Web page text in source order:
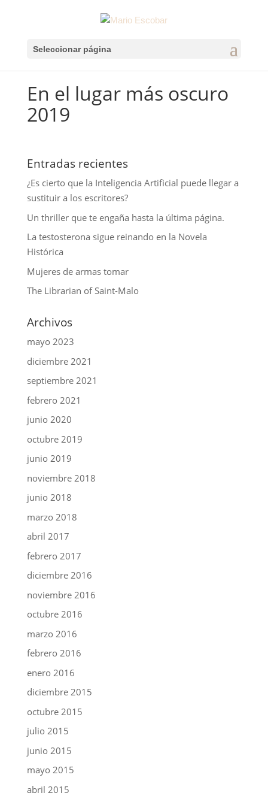
Seleccionar página
En el lugar más oscuro
2019
Entradas recientes
¿Es cierto que la Inteligencia Artificial puede llegar a
sustituir a los escritores?
Un thriller que te engaña hasta la última página.
La testosterona sigue reinando en la Novela
Histórica
Mujeres de armas tomar
The Librarian of Saint-Malo
Archivos
mayo 2023
diciembre 2021
septiembre 2021
febrero 2021
junio 2020
octubre 2019
junio 2019
noviembre 2018
junio 2018
marzo 2018
abril 2017
febrero 2017
diciembre 2016
noviembre 2016
octubre 2016
marzo 2016
febrero 2016
enero 2016
diciembre 2015
octubre 2015
julio 2015
junio 2015
mayo 2015
abril 2015